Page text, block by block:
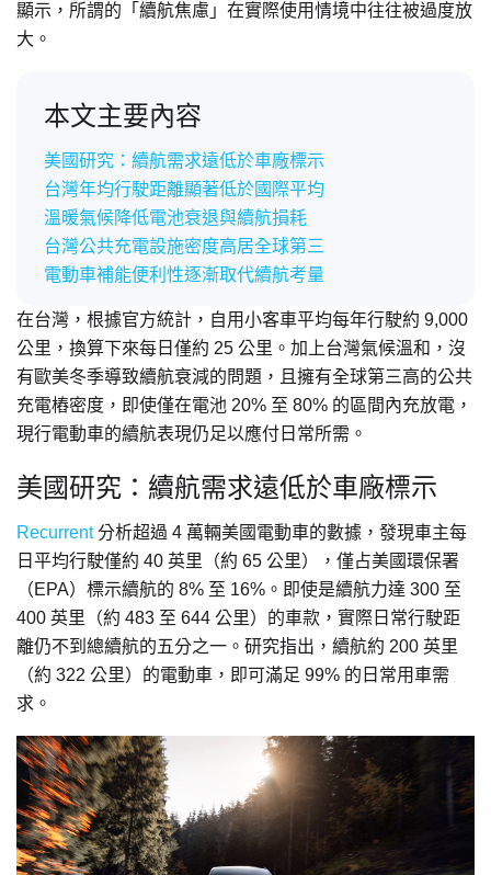
顯示，所謂的「續航焦慮」在實際使用情境中往往被過度放
大。
本文主要內容
美國研究：續航需求遠低於車廠標示
台灣年均行駛距離顯著低於國際平均
溫暖氣候降低電池衰退與續航損耗
台灣公共充電設施密度高居全球第三
電動車補能便利性逐漸取代續航考量
在台灣，根據官方統計，自用小客車平均每年行駛約 9,000
公里，換算下來每日僅約 25 公里。加上台灣氣候溫和，沒
有歐美冬季導致續航衰減的問題，且擁有全球第三高的公共
充電樁密度，即使僅在電池 20% 至 80% 的區間內充放電，
現行電動車的續航表現仍足以應付日常所需。
美國研究：續航需求遠低於車廠標示
Recurrent分析超過 4 萬輛美國電動車的數據，發現車主每
日平均行駛僅約 40 英里（約 65 公里），僅占美國環保署
（EPA）標示續航的 8% 至 16%。即使是續航力達 300 至
400 英里（約 483 至 644 公里）的車款，實際日常行駛距
離仍不到總續航的五分之一。研究指出，續航約 200 英里
（約 322 公里）的電動車，即可滿足 99% 的日常用車需
求。